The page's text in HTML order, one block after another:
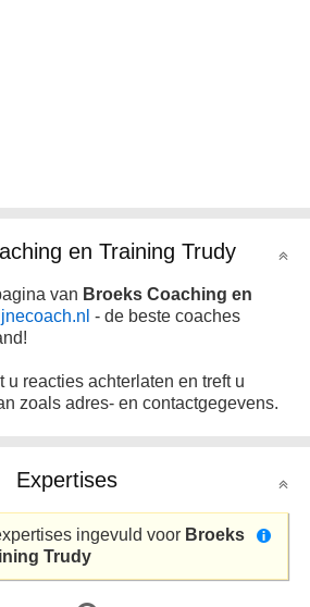
en Training Trudy
van Broeks Coaching en
- de beste coaches
u reacties achterlaten en treft u
zoals adres- en contactgegevens.
Expertises
ingevuld voor Broeks
Trudy